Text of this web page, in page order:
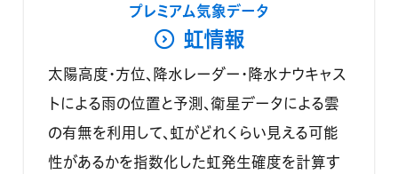
プレミアム気象データ
虹情報
太陽高度・方位、降水レーダー・降水ナウキャス
トによる雨の位置と予測、衛星データによる雲
の有無を利用して、虹がどれくらい見える可能
性があるかを指数化した虹発生確度を計算す